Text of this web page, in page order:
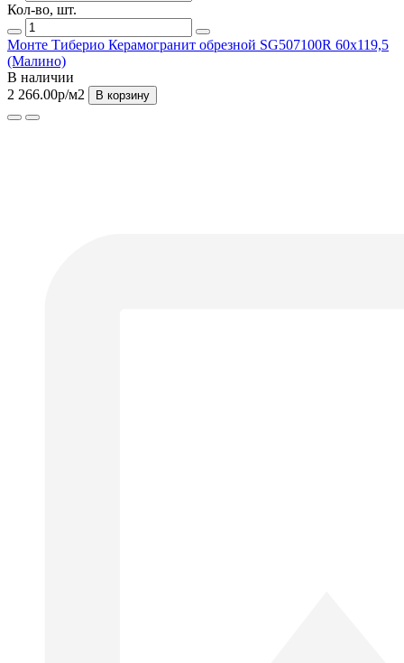
Кол-во, шт.
Монте Тиберио Керамогранит обрезной SG507100R 60х119,5
(Малино)
В наличии
2 266.00р/м2 В корзину